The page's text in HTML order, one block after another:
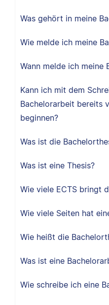
Was gehört in meine
Wie melde ich meine
Wann melde ich meine
Kann ich mit dem
Bachelorarbeit bereits
beginnen?
Was ist die
Was ist eine Thesis?
Wie viele ECTS bringt
Wie viele Seiten hat
Wie heißt die
Was ist eine
Wie schreibe ich eine